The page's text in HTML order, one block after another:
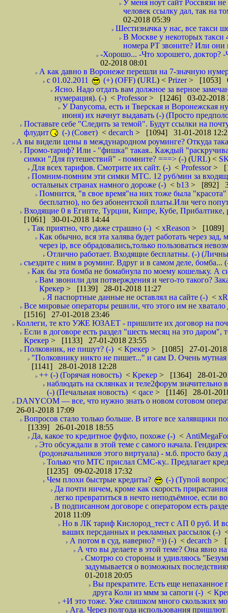
У меня ноут сайт Россвязи
человек ссылку дал, так на
02-2018 05:39
Шестизначка у нас, все такси
В Москве у некоторых такси
номера РТ звоните? Или они
-Хорошо... -Что хорошего, доктор?
02-2018 08:01
А как давно в Воронеже перешли на 7-значную
с 01.02.2011
(+) (OFF) (URL) < Prizer> [1053]
Ясно. Надо отдать вам должное за верное
нумерация). (-) < Professor> [1246] 03-02-2018
У Danycoma, есть и Тверская и Воронежская
июня) их начнут выдавать (-) (Просто
Поставьте себе "Следить за темой". Будут ссылки на
флудит
(-) (Совет) < decarch > [1094] 31-01-2018
А вы видели цены в международном роуминге? Откуда
Промо-тариф? Или - "фишка" такая.. Каждый
симки "Для путешествий" - помните? ===> (-) (URL) <
Для всех тарифов. Смотрите их сайт. (-) < Professor>
Помним-помним эти симки МТС. 12 руб/мин за
остальных странах намного дороже (-) < b13 > [892]
Помнится, "в свое время"на них тоже была
бесплатно), но без абонентской платы.Или чего
Входящие 0 в Египте, Турции, Кипре, Кубе,
[1061] 30-01-2018 14:44
Так приятно, что даже страшно (-) < xReason > [1089]
Как обычно, вся эта халява будет работать через
через ip, все обрадовались,только пользоваться
Отлично работает. Входящие бесплатны. (-)
съездите с ним в роуминг. Вдруг и в самом деле, бомба...
Как бы эта бомба не бомабнула по моему кошельку. А
Вам звонили для потверждения и чего-то такого?
Крекер > [1139] 28-01-2018 11:27
Я паспортные данные не оставлял на сайте (-) <
Все мировые операторы решили, что этого им не
[1516] 27-01-2018 23:46
Коллеги, те кто УЖЕ ЮЗАЕТ - пришлите их договор на
Если в договоре есть раздел "шесть месяц на это даром",
Крекер > [1133] 27-01-2018 23:55
Полковник, не пишут? (-) < Крекер > [1085] 27-01-2018
"Полковнику никто не пишет..." и сам D. Очень
[1141] 28-01-2018 12:28
++ (-) (Горячая новость) < Крекер > [1364] 28-01-
наблюдать на склянках и теле2форум
(-) (Печальная новость) < qace > [1146] 28-01-
DANYCOM — все, что нужно знать о новом сотовом
26-01-2018 17:09
Вопросов стало только больше. В итоге все халявщики
[1339] 26-01-2018 18:55
Да, какое то кредитное фуфло, похоже (-) <
Это обсуждали в этой теме с самого начала.
(родоначальников этого виртуала) - м.б. просто
Только что МТС прислал СМС-ку.. Предлагает
[1235] 09-02-2018 17:32
Чем плохи быстрые кредиты?
(-) (Тупой
Да почти ничем, кроме как скорость
легко превратиться в нечто неподъёмное, если
В подписанном договоре с оператором есть
2018 11:09
Но в ЛК тариф Кислород_тест с АП 0 руб. И
ваших персданных и рекламных рассылок (-)
А потом в суд, наверно? =)) (-) < decarch >
А что вы делаете в этой теме? Она явно
Смотрю со стороны и удивляюсь
задумывается о возможных
01-2018 20:05
Вы прекратите. Есть еще непаханное
друга Коли из ммм за сапоги (-) <
+И это тоже. Уже слишком много скользких
Ага. Через полгода использования